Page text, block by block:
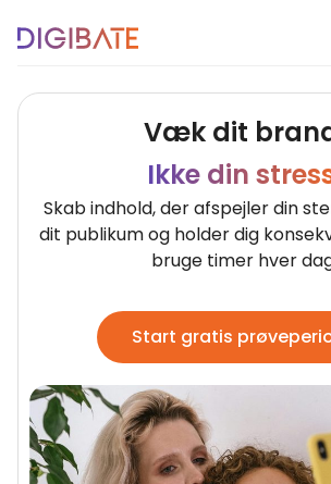
Personlige
Væk dit
Ikke din
Skab indhold, der afspejler din
dit publikum og holder dig
bruge timer hver
Start gratis